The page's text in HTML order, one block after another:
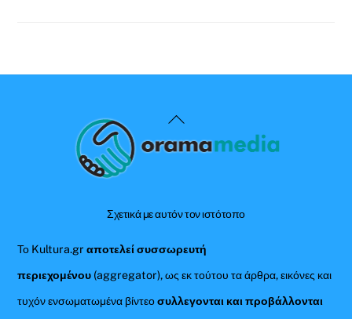
Back
To
Σχετικά με αυτόν τον ιστότοπο
Το Kultura.grαποτελεί συσσωρευτή
περιεχομένου (aggregator), ως εκ τούτου τα άρθρα, εικόνες και
τυχόν ενσωματωμένα βίντεοσυλλεγονται και προβάλλονται